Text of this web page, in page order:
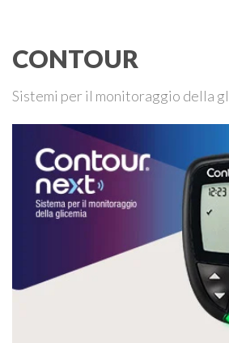
CONTOUR
Sistemi per il monitoraggio della